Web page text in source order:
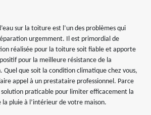
sur la toiture est l’un des problèmes qui
urgemment. Il est primordial de
réalisée pour la toiture soit fiable et apporte
pour la meilleure résistance de la
Quel que soit la condition climatique chez vous,
appel à un prestataire professionnel. Parce
solution praticable pour limiter efficacement la
pluie à l’intérieur de votre maison.